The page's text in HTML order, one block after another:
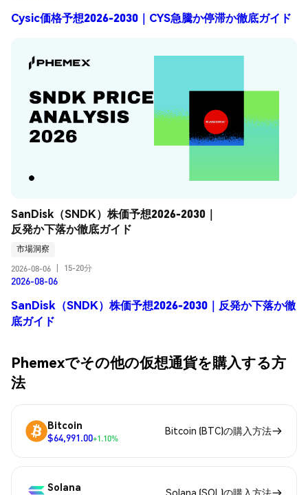
Cysic価格予想2026-2030｜CYS急騰か停滞か徹底ガイド
SanDisk（SNDK）株価予想2026-2030｜
反発か下落か徹底ガイド
市場洞察
2026-08-06
15-20分
2026-08-06
SanDisk（SNDK）株価予想2026-2030｜反発か下落か徹
底ガイド
Phemexでその他の仮想通貨を購入する方
法
Bitcoin
$64,991.00+1.10%
Bitcoin (BTC)の購入方法
Solana
Solana (SOL)の購入方法